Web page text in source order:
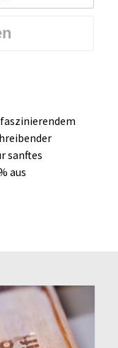
sanftes
aus